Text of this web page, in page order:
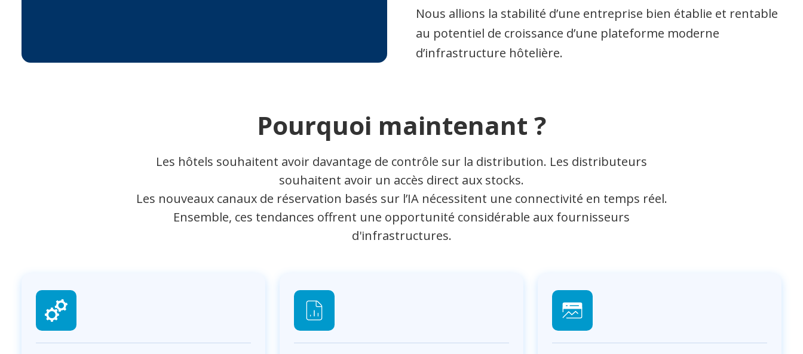
Nous allions la stabilité d’une entreprise bien établie et rentable
au potentiel de croissance d’une plateforme moderne
d’infrastructure hôtelière.
Pourquoi maintenant ?
Les hôtels souhaitent avoir davantage de contrôle sur la distribution. Les distributeurs
souhaitent avoir un accès direct aux stocks.
Les nouveaux canaux de réservation basés sur l’IA nécessitent une connectivité en temps réel.
Ensemble, ces tendances offrent une opportunité considérable aux fournisseurs
d'infrastructures.